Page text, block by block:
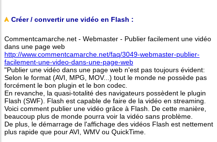
Créer / convertir une vidéo en Flash :
Commentcamarche.net - Webmaster - Publier facilement une vidéo
dans une page web
http://www.commentcamarche.net/faq/3049-webmaster-publier-
facilement-une-video-dans-une-page-web
"Publier une vidéo dans une page web n'est pas toujours évident:
Selon le format (AVI, MPG, MOV...) tout le monde ne possède pas
forcément le bon plugin et le bon codec.
En revanche, la quasi-totalité des navigateurs possèdent le plugin
Flash (SWF). Flash est capable de faire de la vidéo en streaming.
Voici comment publier une vidéo grâce à Flash. De cette manière,
beaucoup plus de monde pourra voir la vidéo sans problème.
De plus, le démarrage de l'affichage des vidéos Flash est nettement
plus rapide que pour AVI, WMV ou QuickTime.